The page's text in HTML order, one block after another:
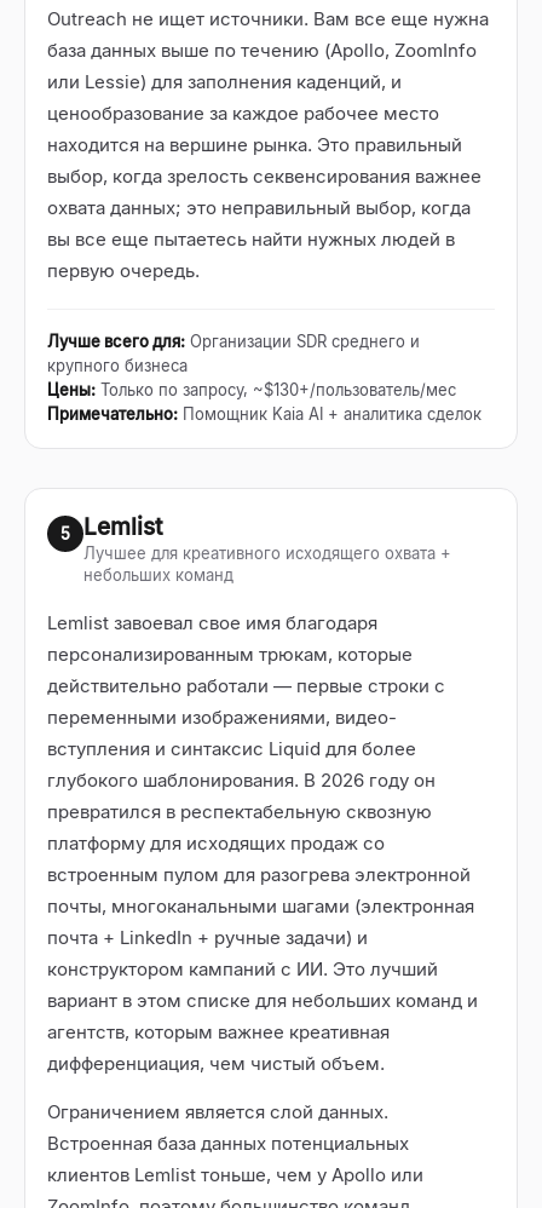
Outreach не ищет источники. Вам все еще нужна
база данных выше по течению (Apollo, ZoomInfo
или Lessie) для заполнения каденций, и
ценообразование за каждое рабочее место
находится на вершине рынка. Это правильный
выбор, когда зрелость секвенсирования важнее
охвата данных; это неправильный выбор, когда
вы все еще пытаетесь найти нужных людей в
первую очередь.
Лучше всего для: Организации SDR среднего и
крупного бизнеса
Цены: Только по запросу, ~$130+/пользователь/мес
Примечательно: Помощник Kaia AI + аналитика сделок
5 Lemlist
Лучшее для креативного исходящего охвата +
небольших команд
Lemlist завоевал свое имя благодаря
персонализированным трюкам, которые
действительно работали — первые строки с
переменными изображениями, видео-
вступления и синтаксис Liquid для более
глубокого шаблонирования. В 2026 году он
превратился в респектабельную сквозную
платформу для исходящих продаж со
встроенным пулом для разогрева электронной
почты, многоканальными шагами (электронная
почта + LinkedIn + ручные задачи) и
конструктором кампаний с ИИ. Это лучший
вариант в этом списке для небольших команд и
агентств, которым важнее креативная
дифференциация, чем чистый объем.
Ограничением является слой данных.
Встроенная база данных потенциальных
клиентов Lemlist тоньше, чем у Apollo или